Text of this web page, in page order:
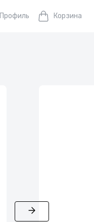
Профиль Корзина